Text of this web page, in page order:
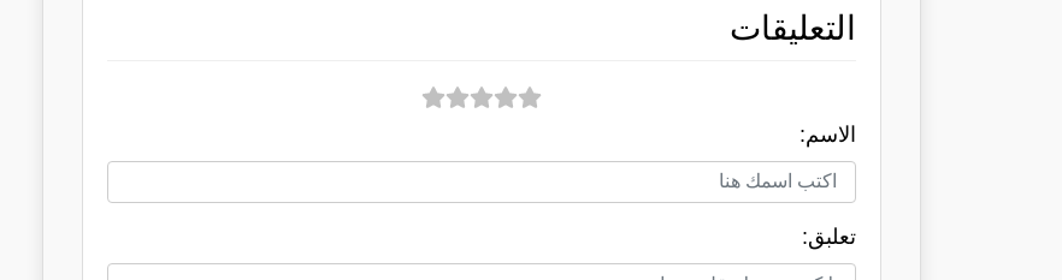
التعليقات
الاسم:
تعلبق: